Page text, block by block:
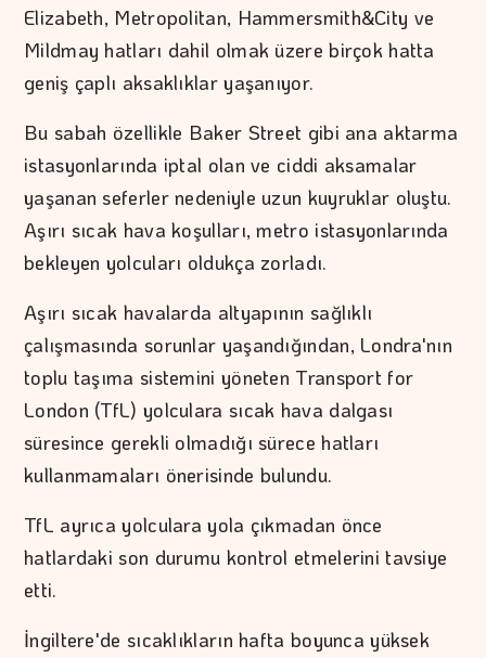
Elizabeth, Metropolitan, Hammersmith&City ve
Mildmay hatları dahil olmak üzere birçok hatta
geniş çaplı aksaklıklar yaşanıyor.
Bu sabah özellikle Baker Street gibi ana aktarma
istasyonlarında iptal olan ve ciddi aksamalar
yaşanan seferler nedeniyle uzun kuyruklar oluştu.
Aşırı sıcak hava koşulları, metro istasyonlarında
bekleyen yolcuları oldukça zorladı.
Aşırı sıcak havalarda altyapının sağlıklı
çalışmasında sorunlar yaşandığından, Londra'nın
toplu taşıma sistemini yöneten Transport for
London (TfL) yolculara sıcak hava dalgası
süresince gerekli olmadığı sürece hatları
kullanmamaları önerisinde bulundu.
TfL ayrıca yolculara yola çıkmadan önce
hatlardaki son durumu kontrol etmelerini tavsiye
etti.
İngiltere'de sıcaklıkların hafta boyunca yüksek